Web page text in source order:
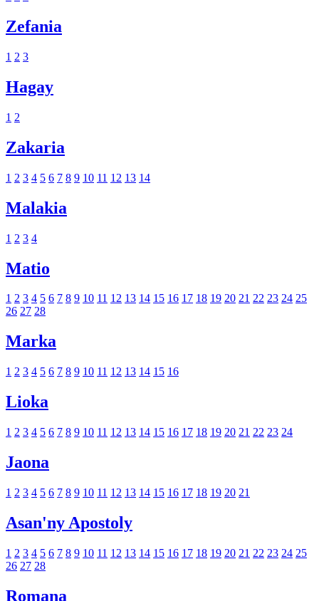
Zefania
1 2 3
Hagay
1 2
Zakaria
1 2 3 4 5 6 7 8 9 10 11 12 13 14
Malakia
1 2 3 4
Matio
1 2 3 4 5 6 7 8 9 10 11 12 13 14 15 16 17 18 19 20 21 22 23 24 25
26 27 28
Marka
1 2 3 4 5 6 7 8 9 10 11 12 13 14 15 16
Lioka
1 2 3 4 5 6 7 8 9 10 11 12 13 14 15 16 17 18 19 20 21 22 23 24
Jaona
1 2 3 4 5 6 7 8 9 10 11 12 13 14 15 16 17 18 19 20 21
Asan'ny Apostoly
1 2 3 4 5 6 7 8 9 10 11 12 13 14 15 16 17 18 19 20 21 22 23 24 25
26 27 28
Romana